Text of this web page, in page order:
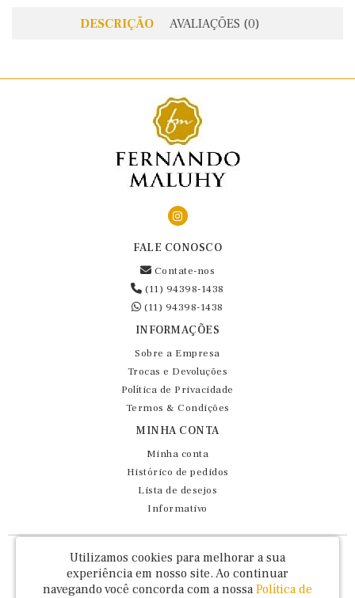
DESCRIÇÃO AVALIAÇÕES (0)
FALE CONOSCO
Contate-nos
(11) 94398-1438
(11) 94398-1438
INFORMAÇÕES
Sobre a Empresa
Trocas e Devoluções
Política de Privacidade
Termos & Condições
MINHA CONTA
Minha conta
Histórico de pedidos
Lista de desejos
Informativo
Fernando Maluhy Cia Ltda - CNPJ: 60.458.825/0001-86
Rua Dr Euclydes da Cunha, 47 - Brás - São Paulo / SP - CEP 03016-030
Utilizamos cookies para melhorar a sua
experiência em nosso site. Ao continuar
navegando você concorda com a nossa Política de